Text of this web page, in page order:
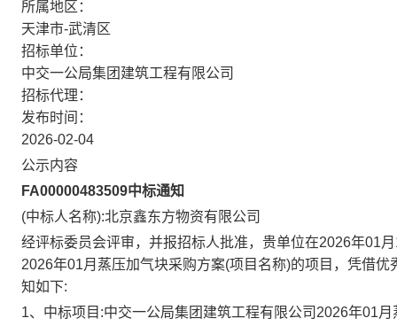
所属地区：
天津市-武清区
招标单位：
中交一公局集团建筑工程有限公司
招标代理：
发布时间：
2026-02-04
公示内容
FA00000483509中标通知
(中标人名称):北京鑫东方物资有限公司
经评标委员会评审，并报招标人批准，贵单位在2026年01
2026年01月蒸压加气块采购方案(项目名称)的项目，凭借
知如下:
1、中标项目:中交一公局集团建筑工程有限公司2026年01